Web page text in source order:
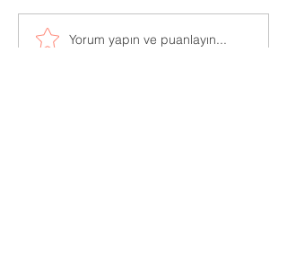
Evlilik Öncesi
Yorum yapın ve puanlayın...